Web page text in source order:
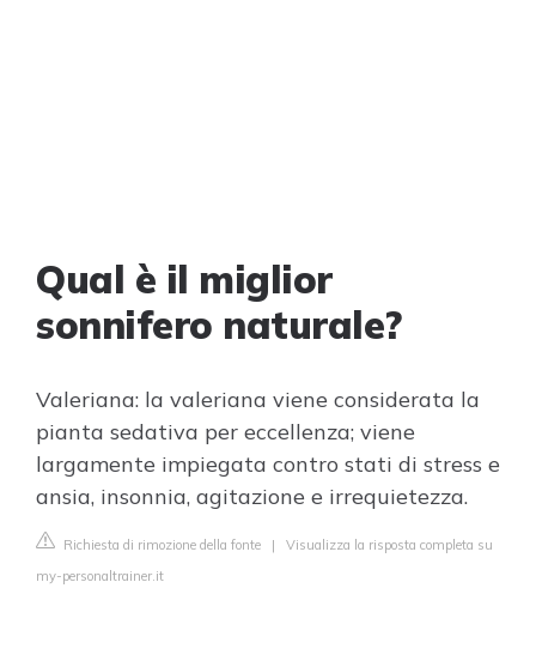
Qual è il miglior
sonnifero naturale?
Valeriana: la valeriana viene considerata la
pianta sedativa per eccellenza; viene
largamente impiegata contro stati di stress e
ansia, insonnia, agitazione e irrequietezza.
Richiesta di rimozione della fonte | Visualizza la risposta completa su
my-personaltrainer.it